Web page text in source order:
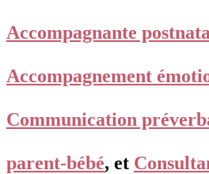
Accompagnante
Accompagnement
Communication
parent-bébé, et